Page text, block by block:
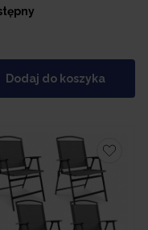
Dodaj do koszyka